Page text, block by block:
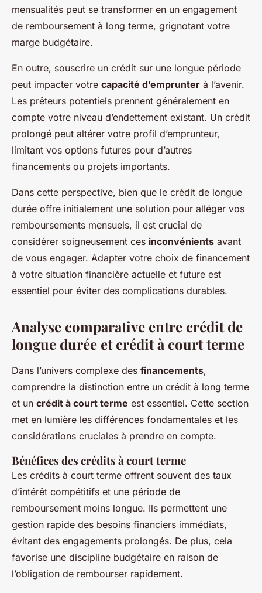
mensualités peut se transformer en un engagement
de remboursement à long terme, grignotant votre
marge budgétaire.
En outre, souscrire un crédit sur une longue période
peut impacter votre capacité d’emprunter à l’avenir.
Les prêteurs potentiels prennent généralement en
compte votre niveau d’endettement existant. Un crédit
prolongé peut altérer votre profil d’emprunteur,
limitant vos options futures pour d’autres
financements ou projets importants.
Dans cette perspective, bien que le crédit de longue
durée offre initialement une solution pour alléger vos
remboursements mensuels, il est crucial de
considérer soigneusement ces inconvénients avant
de vous engager. Adapter votre choix de financement
à votre situation financière actuelle et future est
essentiel pour éviter des complications durables.
Analyse comparative entre crédit de
longue durée et crédit à court terme
Dans l’univers complexe des financements,
comprendre la distinction entre un crédit à long terme
et un crédit à court terme est essentiel. Cette section
met en lumière les différences fondamentales et les
considérations cruciales à prendre en compte.
Bénéfices des crédits à court terme
Les crédits à court terme offrent souvent des taux
d’intérêt compétitifs et une période de
remboursement moins longue. Ils permettent une
gestion rapide des besoins financiers immédiats,
évitant des engagements prolongés. De plus, cela
favorise une discipline budgétaire en raison de
l’obligation de rembourser rapidement.